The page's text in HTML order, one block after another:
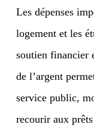
Les dépenses
logement et les
soutien financier
de l’argent
service public,
recourir aux